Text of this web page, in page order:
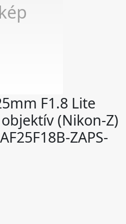
F1.8 Lite
(Nikon-Z)
ZAPS-